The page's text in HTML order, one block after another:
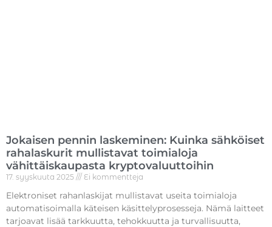
Jokaisen pennin laskeminen: Kuinka sähköiset
rahalaskurit mullistavat toimialoja
vähittäiskaupasta kryptovaluuttoihin
17. syyskuuta 2025 Ei kommentteja
Elektroniset rahanlaskijat mullistavat useita toimialoja
automatisoimalla käteisen käsittelyprosesseja. Nämä laitteet
tarjoavat lisää tarkkuutta, tehokkuutta ja turvallisuutta,